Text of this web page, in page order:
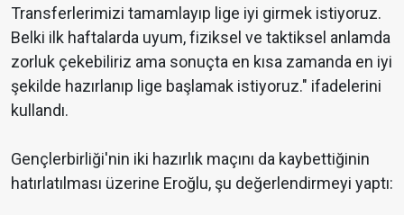
Transferlerimizi tamamlayıp lige iyi girmek istiyoruz.
Belki ilk haftalarda uyum, fiziksel ve taktiksel anlamda
zorluk çekebiliriz ama sonuçta en kısa zamanda en iyi
şekilde hazırlanıp lige başlamak istiyoruz." ifadelerini
kullandı.
Gençlerbirliği'nin iki hazırlık maçını da kaybettiğinin
hatırlatılması üzerine Eroğlu, şu değerlendirmeyi yaptı: